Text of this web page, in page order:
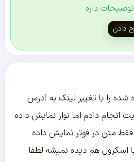
داره
دادن
شده را با تغییر لینک به آدرس
انجام دادم اما نوار نمایش داده
متن در فوتر نمایش داده
اسکرول هم دیده نمیشه لطفا